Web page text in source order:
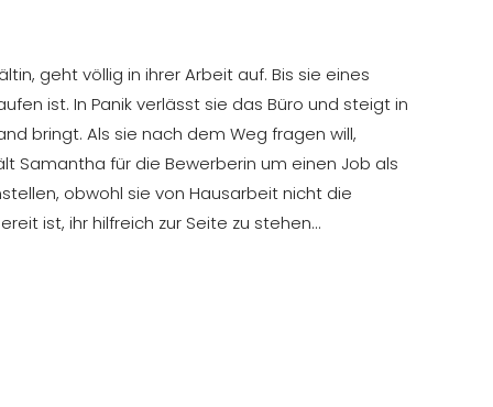
geht völlig in ihrer Arbeit auf. Bis sie eines
ist. In Panik verlässt sie das Büro und steigt in
bringt. Als sie nach dem Weg fragen will,
Samantha für die Bewerberin um einen Job als
obwohl sie von Hausarbeit nicht die
ist, ihr hilfreich zur Seite zu stehen…